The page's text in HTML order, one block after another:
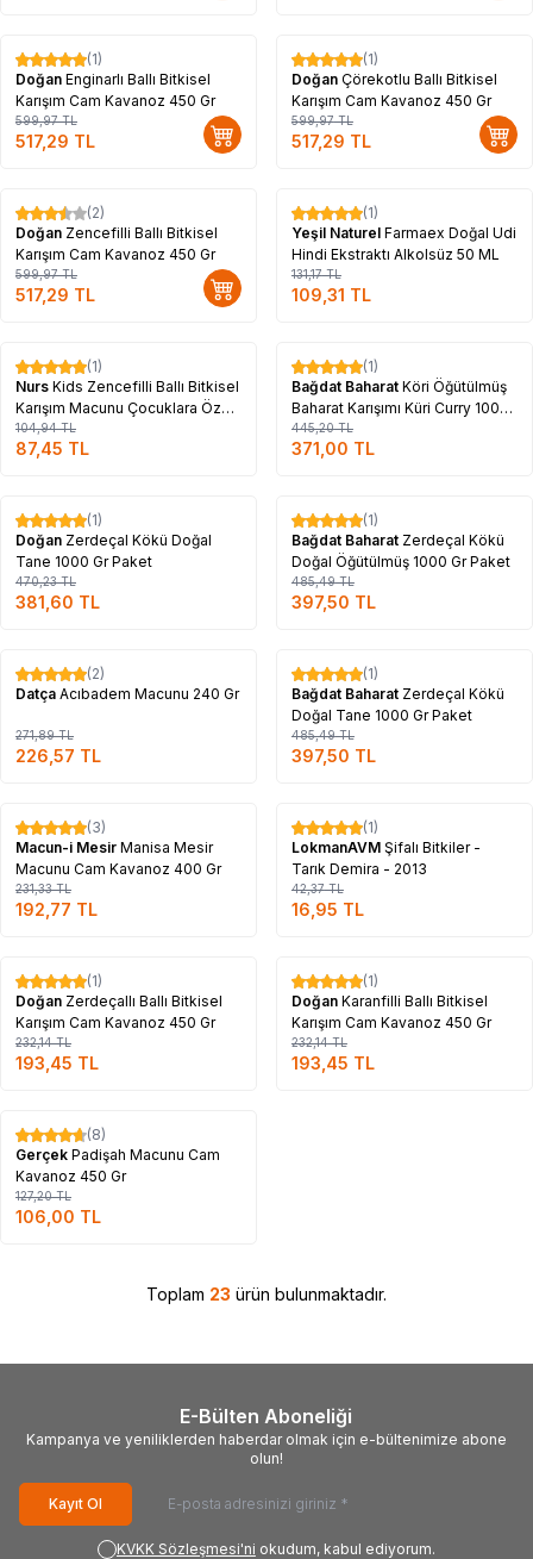
%14
(1)
Doğan Enginarlı Ballı Bitkisel
Karışım Cam Kavanoz 450 Gr
599,97TL
517,29 TL
%14
(1)
Doğan Çörekotlu Ballı Bitkisel
Karışım Cam Kavanoz 450 Gr
599,97TL
517,29 TL
%14
(2)
Doğan Zencefilli Ballı Bitkisel
Karışım Cam Kavanoz 450 Gr
599,97TL
517,29 TL
%17
(1)
Yeşil Naturel Farmaex Doğal Udi
Hindi Ekstraktı Alkolsüz 50 ML
131,17TL
109,31 TL
%17
(1)
Nurs Kids Zencefilli Ballı Bitkisel
Karışım Macunu Çocuklara Özel
240 Gr
104,94TL
87,45 TL
%17
(1)
Bağdat Baharat Köri Öğütülmüş
Baharat Karışımı Küri Curry 1000
Gr Paket
445,20TL
371,00 TL
%19
(1)
Doğan Zerdeçal Kökü Doğal
Tane 1000 Gr Paket
470,23TL
381,60 TL
%18
(1)
Bağdat Baharat Zerdeçal Kökü
Doğal Öğütülmüş 1000 Gr Paket
485,49TL
397,50 TL
%17
(2)
Datça Acıbadem Macunu 240 Gr
271,89TL
226,57 TL
%18
(1)
Bağdat Baharat Zerdeçal Kökü
Doğal Tane 1000 Gr Paket
485,49TL
397,50 TL
%17
(3)
Macun-i Mesir Manisa Mesir
Macunu Cam Kavanoz 400 Gr
231,33TL
192,77 TL
%60
(1)
LokmanAVM Şifalı Bitkiler -
Tarık Demira - 2013
42,37TL
16,95 TL
%17
(1)
Doğan Zerdeçallı Ballı Bitkisel
Karışım Cam Kavanoz 450 Gr
232,14TL
193,45 TL
%17
(1)
Doğan Karanfilli Ballı Bitkisel
Karışım Cam Kavanoz 450 Gr
232,14TL
193,45 TL
%17
(8)
Gerçek Padişah Macunu Cam
Kavanoz 450 Gr
127,20TL
106,00 TL
Toplam 23 ürün bulunmaktadır.
E-Bülten Aboneliği
Kampanya ve yeniliklerden haberdar olmak için e-bültenimize abone
olun!
Kayıt Ol
KVKK Sözleşmesi'ni okudum, kabul ediyorum.